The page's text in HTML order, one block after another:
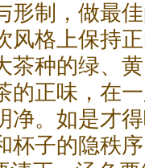
形制，做最
风格上保持
茶种的绿、
的正味，在
净。如是才
杯子的隐秩